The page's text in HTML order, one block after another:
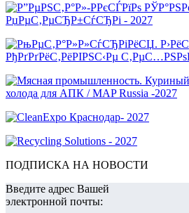
ПОДПИСКА НА НОВОСТИ
Введите адрес Вашей
электронной почты: